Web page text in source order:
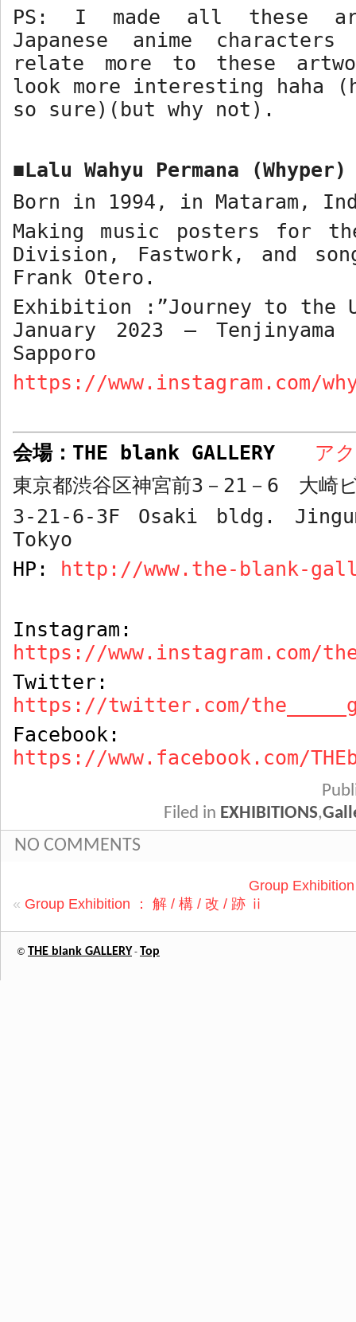
PS: I made all these
Japanese anime
relate more to these
look more interesting haha
so sure)(but why not).
■Lalu Wahyu Permana (Whyper)
Born in 1994, in Mataram,
Making music posters for
Division, Fastwork, and
Frank Otero.
Exhibition :”Journey to the
January 2023 –
Sapporo
https://www.instagram.com/
会場： THE blank GALLERY
ア
東京都渋谷区神宮前3 － 21 － 6 大崎
3-21-6-3F Osaki bldg.
Tokyo
HP:
http://www.the-blank-
Instagram:
https://www.instagram.com/
Twitter:
https://twitter.com/
Facebook:
https://www.facebook.com/
Filed in EXHIBITIONS,
NO COMMENTS
Group
« Group Exhibition ： 解 / 構 / 改 / 跡 ⅱ
© THE blank GALLERY - Top